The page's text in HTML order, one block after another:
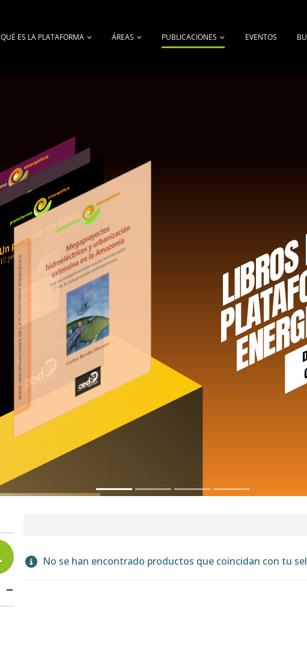
QUÉ ES LA PLATAFORMA ÁREAS PUBLICACIONES EVENTOS
No se han encontrado productos que coincidan con tu